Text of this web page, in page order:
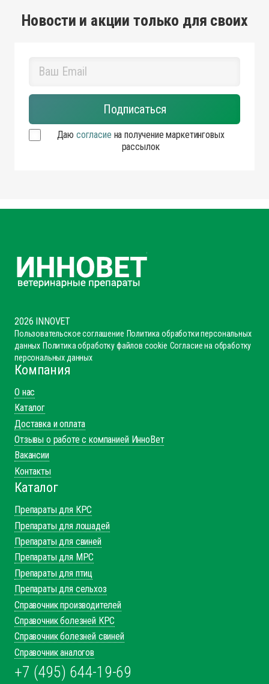
Новости и акции только для своих
Даю согласие на получение маркетинговых
рассылок
2026 INNOVET
Пользовательское соглашение Политика обработки персональных
данных Политика обработку файлов cookie Согласие на обработку
персональных данных
Компания
О нас
Каталог
Доставка и оплата
Отзывы о работе с компанией ИнноВет
Вакансии
Контакты
Каталог
Препараты для КРС
Препараты для лошадей
Препараты для свиней
Препараты для МРС
Препараты для птиц
Препараты для сельхоз
Справочник производителей
Справочник болезней КРС
Справочник болезней свиней
Справочник аналогов
+7 (495) 644-19-69